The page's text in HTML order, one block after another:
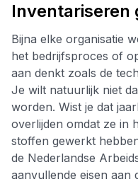
Inventariseren
Bijna elke organisatie
het bedrijfsproces of
aan denkt zoals de
Je wilt natuurlijk niet
worden. Wist je dat
overlijden omdat ze in
stoffen gewerkt
de Nederlandse
aanvullende eisen aan